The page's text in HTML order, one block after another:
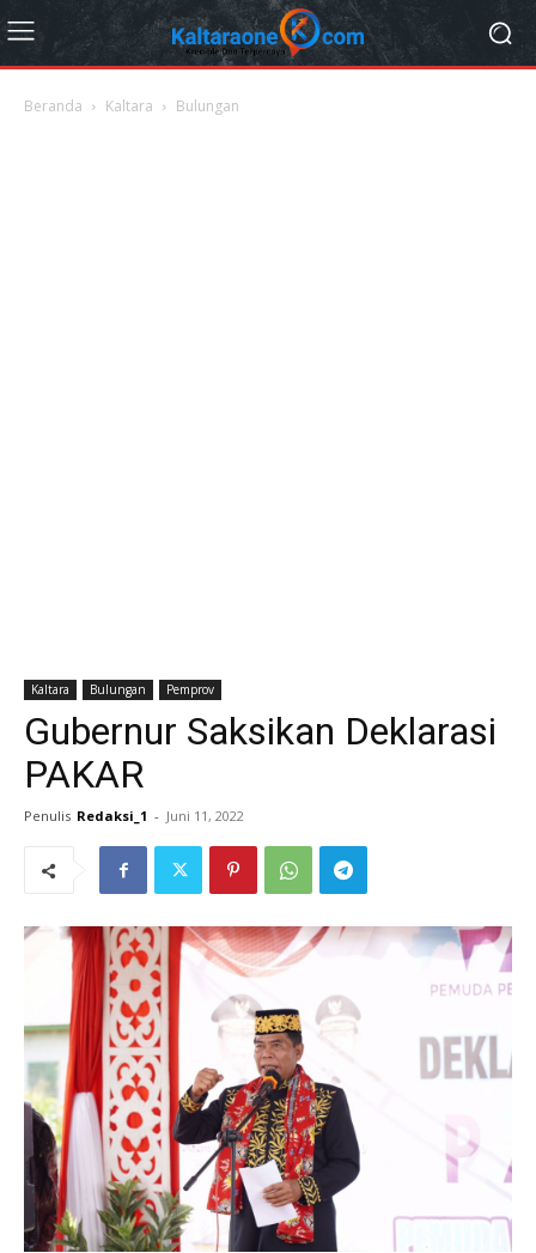
Beranda Kaltara Bulungan
Kaltara Bulungan Pemprov
Gubernur Saksikan Deklarasi
PAKAR
Penulis Redaksi_1 - Juni 11, 2022